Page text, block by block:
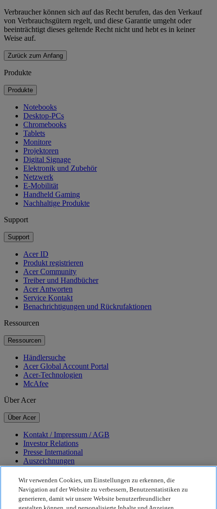
Verbraucher können sich auf das Recht berufen, das den Verkauf
von Verbrauchsgütern regelt, und diese Garantie umgeht oder
beeinträchtigt dieses geltende Recht nicht und hebt es in keiner
Weise auf.
Zurück zum Anfang
Produkte
Produkte
Notebooks
Desktop-PCs
Chromebooks
Tablets
Monitore
Projektoren
Digital Signage
Elektronik und Zubehör
Netzwerk
E-Mobilität
Handheld Gaming
Nachhaltige Produkte
Support
Support
Acer ID
Produkt registrieren
Acer Community
Treiber und Handbücher
Acer Antworten
Service Kontakt
Benachrichtigungen und Rückrufaktionen
Ressourcen
Ressourcen
Händlersuche
Acer Global Account Portal
Acer-Technologien
McAfee
Über Acer
Über Acer
Kontakt / Impressum / AGB
Investor Relations
Presse International
Auszeichnungen
Veranstaltungen
Karriere
Nachhaltigkeit
Wir verwenden Cookies, um Einstellungen zu erkennen, die
Navigation auf der Website zu verbessern, Benutzerstatistiken zu
generieren, damit wir unsere Website benutzerfreundlicher